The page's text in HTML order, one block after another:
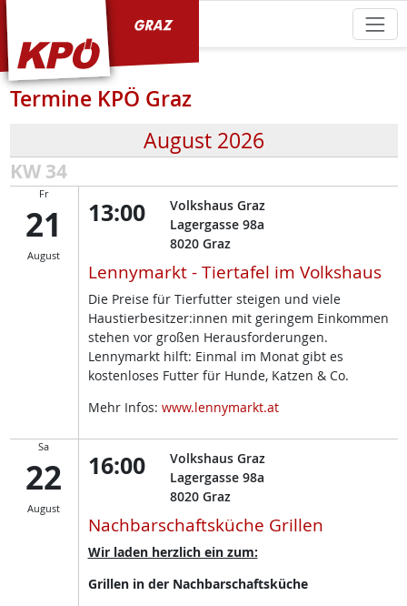
Termine KPÖ Graz
August 2026
KW 34
Fr
21
August
13:00
Volkshaus Graz
Lagergasse 98a
8020 Graz
Lennymarkt - Tiertafel im Volkshaus
Die Preise für Tierfutter steigen und viele
Haustierbesitzer:innen mit geringem Einkommen
stehen vor großen Herausforderungen.
Lennymarkt hilft: Einmal im Monat gibt es
kostenloses Futter für Hunde, Katzen & Co.
Mehr Infos: www.lennymarkt.at
Sa
22
August
16:00
Volkshaus Graz
Lagergasse 98a
8020 Graz
Nachbarschaftsküche Grillen
Wir laden herzlich ein zum:
Grillen in der Nachbarschaftsküche